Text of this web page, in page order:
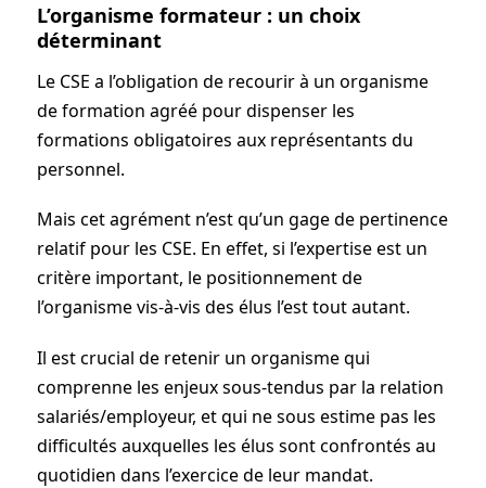
L’organisme formateur : un choix
déterminant
Le CSE a l’obligation de recourir à un organisme
de formation agréé pour dispenser les
formations obligatoires aux représentants du
personnel.
Mais cet agrément n’est qu’un gage de pertinence
relatif pour les CSE. En effet, si l’expertise est un
critère important, le positionnement de
l’organisme vis-à-vis des élus l’est tout autant.
Il est crucial de retenir un organisme qui
comprenne les enjeux sous-tendus par la relation
salariés/employeur, et qui ne sous estime pas les
difficultés auxquelles les élus sont confrontés au
quotidien dans l’exercice de leur mandat.